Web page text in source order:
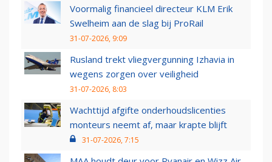
Voormalig financieel directeur KLM Erik
Swelheim aan de slag bij ProRail
31-07-2026, 9:09
Rusland trekt vliegvergunning Izhavia in
wegens zorgen over veiligheid
31-07-2026, 8:03
Wachttijd afgifte onderhoudslicenties
monteurs neemt af, maar krapte blijft
31-07-2026, 7:15